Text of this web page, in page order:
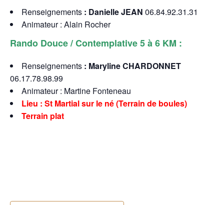
Renseignements : Danielle JEAN 06.84.92.31.31
Animateur : Alain Rocher
Rando Douce / Contemplative 5 à 6 KM :
Renseignements : Maryline CHARDONNET
06.17.78.98.99
Animateur : Martine Fonteneau
Lieu : St Martial sur le né (Terrain de boules)
Terrain plat